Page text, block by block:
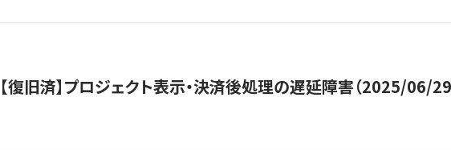
【復旧済】プロジェクト表示・決済後処理の遅延障害（2025/06/29